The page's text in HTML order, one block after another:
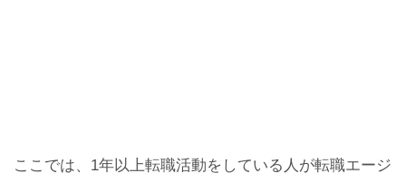
ここでは、1年以上転職活動をしている人が転職エージ